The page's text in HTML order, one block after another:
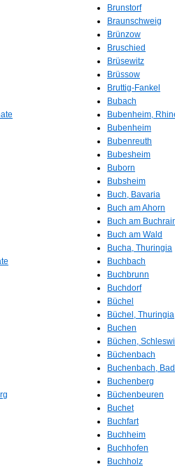
Brunstorf
Braunschweig
Brünzow
Bruschied
Brüsewitz
Brüssow
Bruttig-Fankel
Bubach
Bubenheim,
Bubenheim
Bubenreuth
Bubesheim
Buborn
Bubsheim
Buch, Bavaria
Buch am Ahorn
Buch am
Buch am Wald
Bucha, Thuringia
Buchbach
Buchbrunn
Buchdorf
Büchel
Büchel, Thuringia
Buchen
Büchen,
Büchenbach
Buchenbach,
Buchenberg
Büchenbeuren
Buchet
Buchfart
Buchheim
Buchhofen
Buchholz